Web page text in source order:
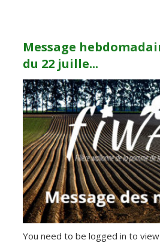
Message
du 22 juille...
You need to be logged in to